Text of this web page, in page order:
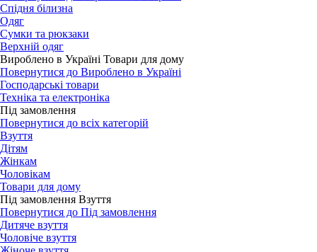
Спідня білизна
Одяг
Сумки та рюкзаки
Верхній одяг
Вироблено в Україні Товари для дому
Повернутися до Вироблено в Україні
Господарські товари
Техніка та електроніка
Під замовлення
Повернутися до всіх категорій
Взуття
Дітям
Жінкам
Чоловікам
Товари для дому
Під замовлення Взуття
Повернутися до Під замовлення
Дитяче взуття
Чоловіче взуття